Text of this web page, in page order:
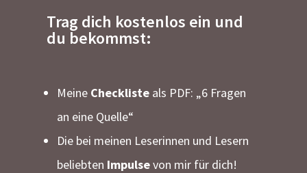
Trag dich kostenlos ein und
du bekommst:
Meine Checkliste als PDF: „6 Fragen
an eine Quelle“
Die bei meinen Leserinnen und Lesern
beliebten Impulsevon mir für dich!